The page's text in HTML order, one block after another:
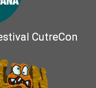
CutreCon